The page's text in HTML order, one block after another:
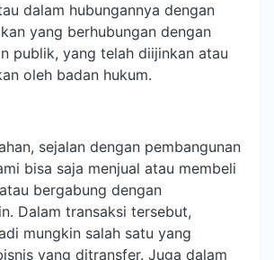
dalam hubungannya dengan
yang berhubungan dengan
publik, yang telah diijinkan atau
oleh badan hukum.
sejalan dengan pembangunan
bisa saja menjual atau membeli
bergabung dengan
Dalam transaksi tersebut,
mungkin salah satu yang
yang ditransfer. Juga dalam